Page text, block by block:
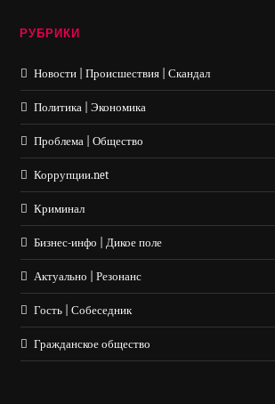
РУБРИКИ
Новости | Происшествия | Скандал
Политика | Экономика
Проблема | Общество
Коррупции.net
Криминал
Бизнес-инфо | Дикое поле
Актуально | Резонанс
Гость | Собеседник
Гражданское общество